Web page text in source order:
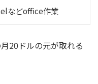
などoffice作業
20ドルの元が取れる